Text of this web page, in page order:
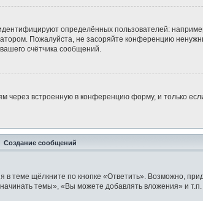
определённых пользователей:
Пожалуйста, не засоряйте конференцию
счётчика сообщений.
через встроенную в конференцию форму, и только
Создание сообщений
щёлкните по кнопке «Ответить». Возможно,
темы», «Вы можете добавлять вложения» и т.п.